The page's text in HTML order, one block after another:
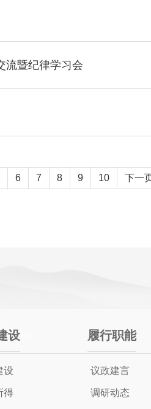
流暨纪律学习会
6 7 8 9 10 下一
设
设
得
履行职能
议政建言
调研动态